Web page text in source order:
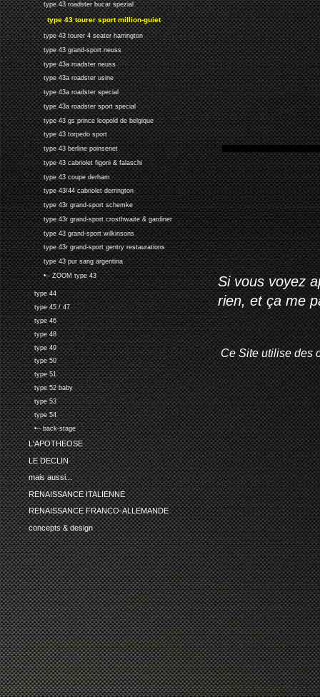
type 43 roadster bucar spezial
type 43 tourer sport million-guiet
type 43 tourer 4 seater harrington
type 43 grand-sport neuss
type 43a roadster neuss
type 43a roadster usine
type 43a roadster special
type 43a roadster sport special
type 43 gs prince leopold de belgique
type 43 torpedo sport
type 43 berline poinsenet
type 43 cabriolet figoni & falaschi
type 43 coupe derham
type 43/44 cabriolet derrington
type 43r grand-sport schemke
type 43r grand-sport crosthwaite & gardiner
type 43 grand-sport wilkinsons
type 43r grand-sport gentry restaurations
type 43 pur sang argentina
•-- ZOOM type 43
type 44
type 45 / 47
type 46
type 48
type 49
type 50
type 51
type 52 baby
type 53
type 54
•-- back-stage
L'APOTHEOSE
LE DECLIN
mais aussi...
RENAISSANCE ITALIENNE
RENAISSANCE FRANCO-ALLEMANDE
concepts & design
Si vous voyez
rien, et ça me
Ce Site utilise des